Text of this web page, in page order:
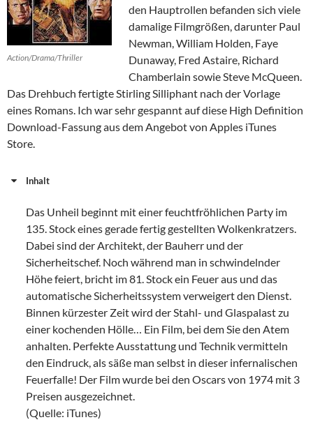
Action/Drama/Thriller
den Hauptrollen befanden sich viele
damalige Filmgrößen, darunter Paul
Newman, William Holden, Faye
Dunaway, Fred Astaire, Richard
Chamberlain sowie Steve McQueen.
Das Drehbuch fertigte Stirling Silliphant nach der Vorlage
eines Romans. Ich war sehr gespannt auf diese High Definition
Download-Fassung aus dem Angebot von Apples iTunes
Store.
Inhalt
Das Unheil beginnt mit einer feuchtfröhlichen Party im
135. Stock eines gerade fertig gestellten Wolkenkratzers.
Dabei sind der Architekt, der Bauherr und der
Sicherheitschef. Noch während man in schwindelnder
Höhe feiert, bricht im 81. Stock ein Feuer aus und das
automatische Sicherheitssystem verweigert den Dienst.
Binnen kürzester Zeit wird der Stahl- und Glaspalast zu
einer kochenden Hölle… Ein Film, bei dem Sie den Atem
anhalten. Perfekte Ausstattung und Technik vermitteln
den Eindruck, als säße man selbst in dieser infernalischen
Feuerfalle! Der Film wurde bei den Oscars von 1974 mit 3
Preisen ausgezeichnet.
(Quelle: iTunes)